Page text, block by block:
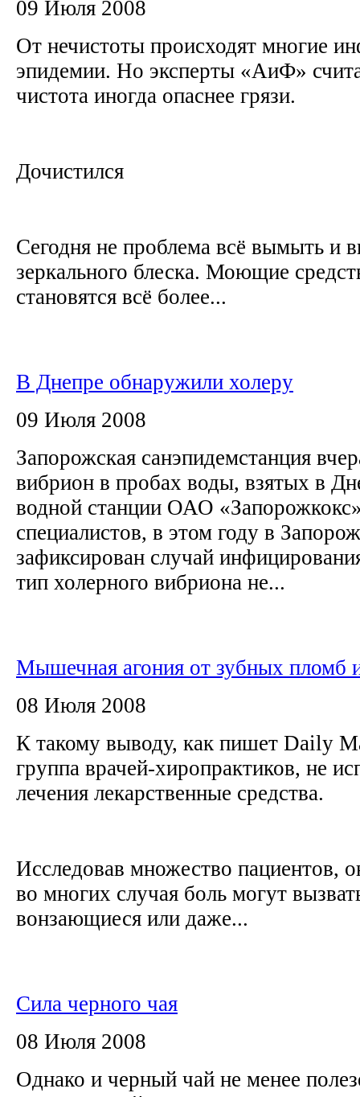
09 Июля 2008
От нечистоты происходят многие
эпидемии. Но эксперты «АиФ»
чистота иногда опаснее грязи.
Дочистился
Сегодня не проблема всё вымыть и
зеркального блеска. Моющие
становятся всё более...
В Днепре обнаружили холеру
09 Июля 2008
Запорожская санэпидемстанция
вибрион в пробах воды, взятых в
водной станции ОАО
специалистов, в этом году в
зафиксирован случай
тип холерного вибриона не...
Мышечная агония от зубных пломб
08 Июля 2008
К такому выводу, как пишет Daily
группа врачей-хиропрактиков, не
лечения лекарственные средства.
Исследовав множество пациентов,
во многих случая боль могут
вонзающиеся или даже...
Сила черного чая
08 Июля 2008
Однако и черный чай не менее